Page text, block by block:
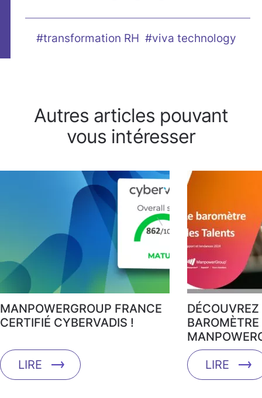
#transformation RH #viva technology
Autres articles pouvant
vous intéresser
MANPOWERGROUP FRANCE
CERTIFIÉ CYBERVADIS !
LIRE
DÉCOUVREZ
LIRE